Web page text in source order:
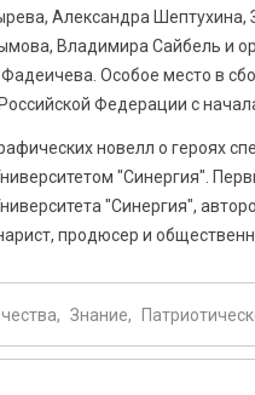
Александра
Владимира Сайбель и
Особое место в
Федерации с
новелл о героях
"Синергия".
"Синергия",
продюсер и
Знание